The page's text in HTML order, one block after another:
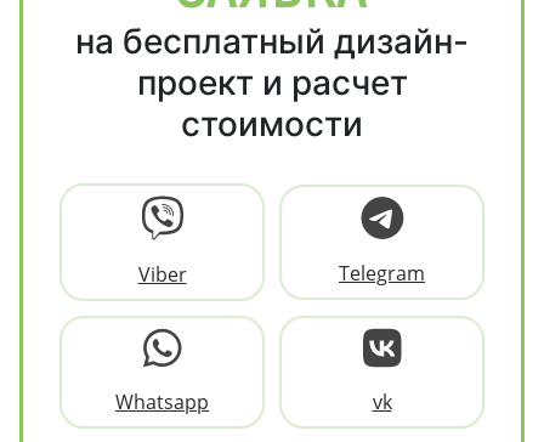
на бесплатный дизайн-
проект и расчет
стоимости
Viber Telegram
Whatsapp vk